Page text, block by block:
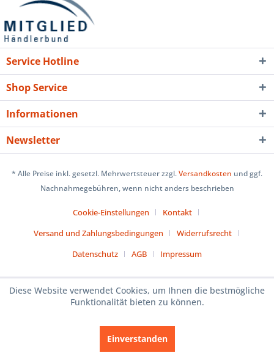
Service Hotline
Shop Service
Informationen
Newsletter
* Alle Preise inkl. gesetzl. Mehrwertsteuer zzgl.Versandkosten und ggf.
Nachnahmegebühren, wenn nicht anders beschrieben
Cookie-Einstellungen
Kontakt
Versand und Zahlungsbedingungen
Widerrufsrecht
Datenschutz
AGB Impressum
Diese Website verwendet Cookies, um Ihnen die bestmögliche
Funktionalität bieten zu können.
Einverstanden